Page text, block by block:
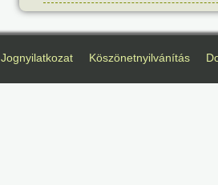
Jognyilatkozat Köszönetnyilvánítás